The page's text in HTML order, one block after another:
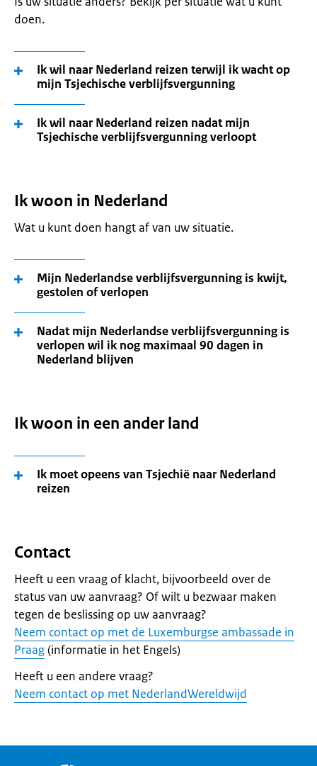
doen.
Ik wil naar Nederland reizen terwijl ik wacht op
mijn Tsjechische verblijfsvergunning
Ik wil naar Nederland reizen nadat mijn
Tsjechische verblijfsvergunning verloopt
Ik woon in Nederland
Wat u kunt doen hangt af van uw situatie.
Mijn Nederlandse verblijfsvergunning is kwijt,
gestolen of verlopen
Nadat mijn Nederlandse verblijfsvergunning is
verlopen wil ik nog maximaal 90 dagen in
Nederland blijven
Ik woon in een ander land
Ik moet opeens van Tsjechië naar Nederland
reizen
Contact
Heeft u een vraag of klacht, bijvoorbeeld over de
status van uw aanvraag? Of wilt u bezwaar maken
tegen de beslissing op uw aanvraag?
Neem contact op met de Luxemburgse ambassade in
Praag(informatie in het Engels)
Heeft u een andere vraag?
Neem contact op met NederlandWereldwijd